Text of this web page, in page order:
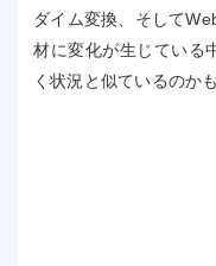
ダイム変換、そして
材に変化が生じている
く状況と似ているのか